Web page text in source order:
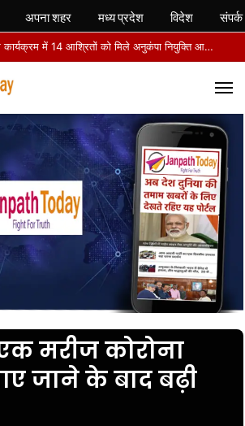
मुख्यमंत्री जनविश्वास कार्यक्रम में 14 आश्रितों को मिले अनुकंपा नियुक्ति आदेश, खिले चेहरे
एक मरीज कोरोना
जाने के बाद बढ़ी
अपना शहर मध्य प्रदेश विदेश संपर्क